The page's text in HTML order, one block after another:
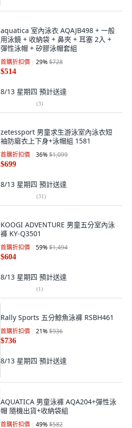
aquatica 室內泳衣 AQAJB498 + 一般
用泳鏡 + 收納袋 + 鼻夾 + 耳塞 2入 +
彈性泳帽 + 矽膠泳帽套組
首購折扣價 29%$728
$514
8/13 星期四 預計送達
(3)
zetessport 男童求生游泳室內泳衣短
袖防磨衣上下身+泳帽組 1581
首購折扣價 36%$1,099
$699
8/13 星期四 預計送達
(31)
KOOGI ADVENTURE 男童五分室內泳
褲 KY-Q3501
首購折扣價 59%$1,494
$604
8/13 星期四 預計送達
(1)
Rally Sports 五分鯨魚泳褲 RSBH461
首購折扣價 21%$936
$736
8/13 星期四 預計送達
AQUATICA 男童泳褲 AQA204+彈性泳
帽 隨機出貨+收納袋組
首購折扣價 49%$582